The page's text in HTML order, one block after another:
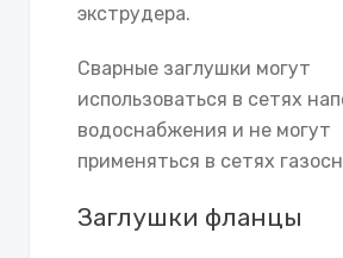
экструдера.
Сварные заглушки могут
использоваться в сетях
водоснабжения и не могут
применяться в сетях
Заглушки фланцы